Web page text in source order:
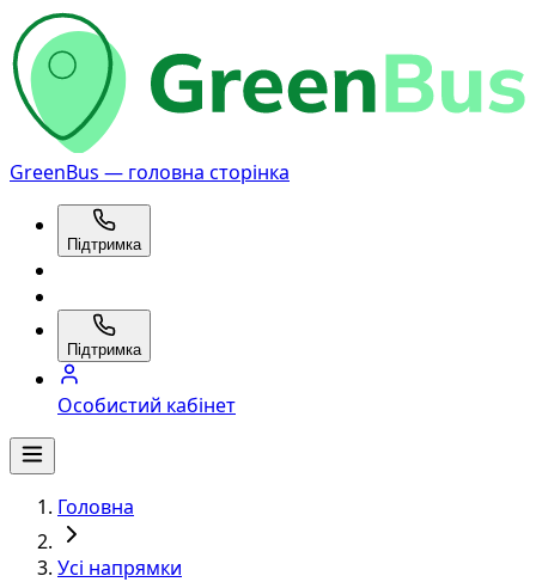
GreenBus — головна сторінка
Підтримка
Підтримка
Особистий кабінет
Головна
Усі напрямки